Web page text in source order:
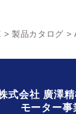
> 製品カタログ >
式会社 廣澤
モーター事